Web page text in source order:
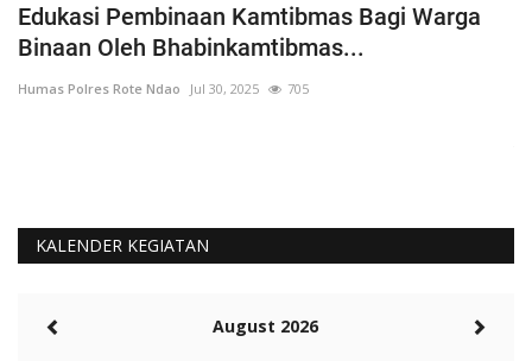
Edukasi Pembinaan Kamtibmas Bagi Warga
Binaan Oleh Bhabinkamtibmas...
Humas Polres Rote Ndao Jul 30, 2025 705
KALENDER KEGIATAN
August 2026